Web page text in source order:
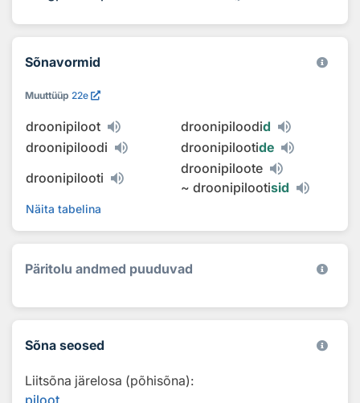
Sõnavormid
Muuttüüp 22e
droonipiloot droonipiloodid
droonipiloodi
droonipilootide
droonipilooti
droonipiloote
~ droonipilootisid
Näita tabelina
Päritolu andmed puuduvad
Sõna seosed
Liitsõna järelosa (põhisõna):